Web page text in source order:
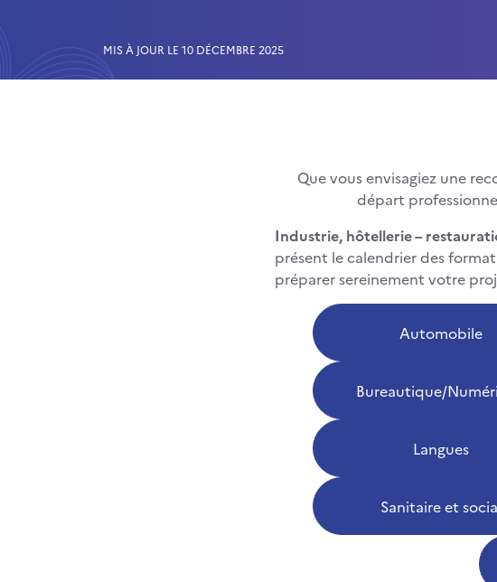
MIS À JOUR LE 10 DÉCEMBRE 2025
Que vous envisagiez une
départ
Industrie, hôtellerie –
présent le calendrier des
préparer sereinement votre
Automobile
Bureautique/
Langues
Sanitaire et